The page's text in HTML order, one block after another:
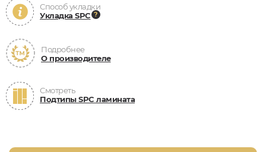
Способ укладки
Укладка SPC
Подробнее
О производителе
Смотреть
Подтипы SPC ламината